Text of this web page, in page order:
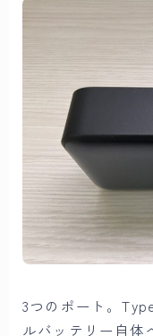
3つのポート。
ルバッテリー自体